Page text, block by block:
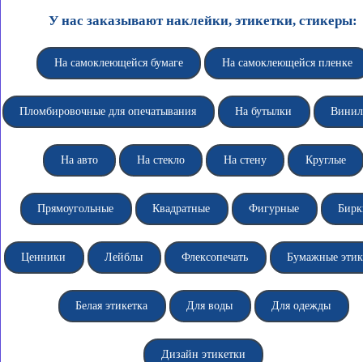
У нас заказывают наклейки, этикетки, стикеры:
На самоклеющейся бумаге На самоклеющейся пленке
Пломбировочные для опечатывания На бутылки
На авто На стекло На стену Круглые
Прямоугольные Квадратные Фигурные
Ценники Лейблы Флексопечать Бумажные
Белая этикетка Для воды Для одежды
Дизайн этикетки